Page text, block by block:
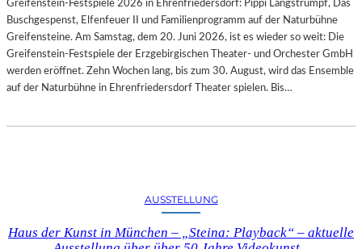
U
R
-
B
L
Greifenstein-Festspiele 2026 in Ehrenfriedersdorf: Pippi Langstrumpf, Das
Buschgespenst, Elfenfeuer II und Familienprogramm auf der Naturbühne
Greifensteine. Am Samstag, dem 20. Juni 2026, ist es wieder so weit: Die
Greifenstein-Festspiele der Erzgebirgischen Theater- und Orchester GmbH
werden eröffnet. Zehn Wochen lang, bis zum 30. August, wird das Ensemble
auf der Naturbühne in Ehrenfriedersdorf Theater spielen. Bis…
AUSSTELLUNG
Haus der Kunst in München – „Steina: Playback“ – aktuelle